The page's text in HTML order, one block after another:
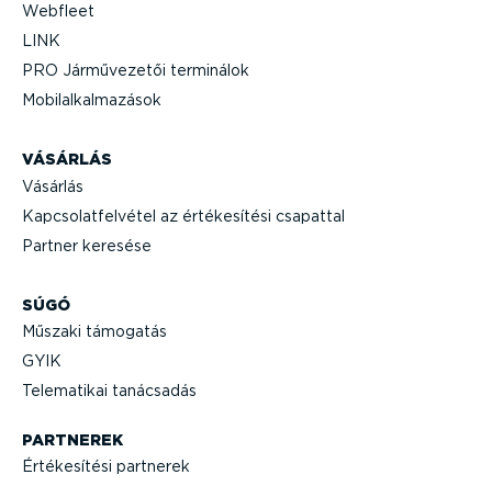
Webfleet
LINK
PRO Jármű­ve­zetői terminálok
Mobil­al­kal­ma­zások
VÁSÁRLÁS
Vásárlás
Kapcso­lat­fel­vétel az értéke­sítési csapattal
Partner keresése
SÚGÓ
Műszaki támogatás
GYIK
Telematikai tanácsadás
PARTNEREK
Értéke­sítési partnerek